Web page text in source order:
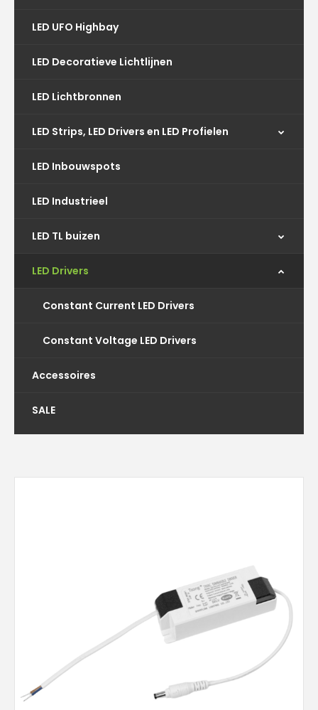
LED UFO Highbay
LED Decoratieve Lichtlijnen
LED Lichtbronnen
LED Strips, LED Drivers en LED Profielen
LED Inbouwspots
LED Industrieel
LED TL buizen
LED Drivers
Constant Current LED Drivers
Constant Voltage LED Drivers
Accessoires
SALE